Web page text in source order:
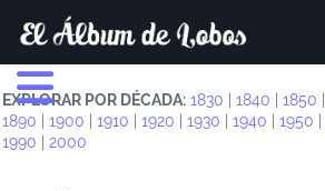
EXPLORAR POR DÉCADA: 1830 1840 1850
1890
1900 1910 1920 1930 1940 1950
1990
2000